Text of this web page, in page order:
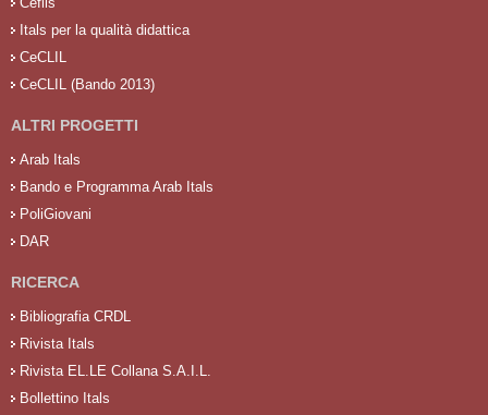
Itals per la qualità didattica
CeCLIL
CeCLIL (Bando 2013)
ALTRI PROGETTI
Arab Itals
Bando e Programma Arab Itals
PoliGiovani
DAR
RICERCA
Bibliografia CRDL
Rivista Itals
Rivista EL.LE Collana S.A.I.L.
Bollettino Itals